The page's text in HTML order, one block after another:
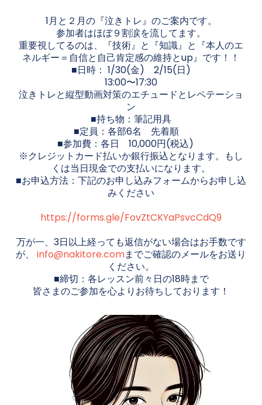
1月と２月の『泣きトレ』のご案内です。
参加者はほぼ９割涙を流してます。
重要視してるのは、『技術』と『知識』と『本人のエ
ネルギー＝自信と自己肯定感の維持とup』です！！
■日時： 1/30(金) 2/15(日)
13:00〜17:30
泣きトレと縦型動画対策のエチュードとレペテーショ
ン
■持ち物：筆記用具
■定員：各部6名 先着順
■参加費：各日 10,000円(税込)
※クレジットカード払いか銀行振込となります。もし
くは当日現金での支払いになります。
■お申込方法：下記のお申し込みフォームからお申し込
みください
https://forms.gle/FovZtCKYaPsvcCdQ9
万が一、3日以上経っても返信がない場合はお手数です
が、 info@nakitore.comまでご確認のメールをお送り
ください。
■締切：各レッスン前々日の18時まで
皆さまのご参加を心よりお待ちしております！